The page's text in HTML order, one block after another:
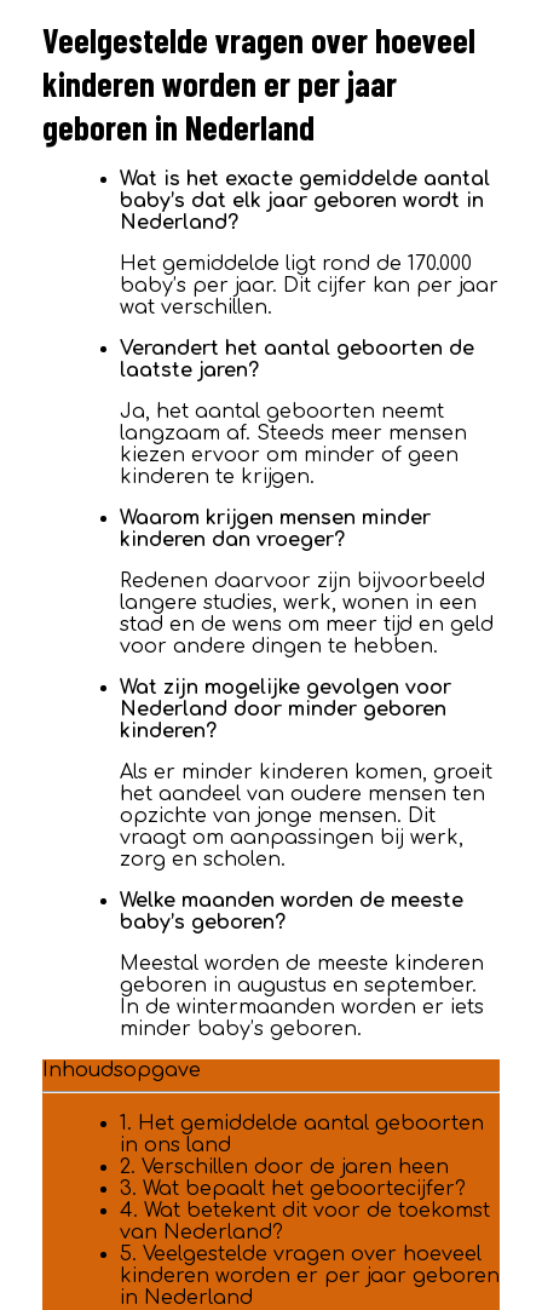
Veelgestelde vragen over hoeveel
kinderen worden er per jaar
geboren in Nederland
Wat is het exacte gemiddelde aantal
baby’s dat elk jaar geboren wordt in
Nederland?
Het gemiddelde ligt rond de 170.000
baby’s per jaar. Dit cijfer kan per jaar
wat verschillen.
Verandert het aantal geboorten de
laatste jaren?
Ja, het aantal geboorten neemt
langzaam af. Steeds meer mensen
kiezen ervoor om minder of geen
kinderen te krijgen.
Waarom krijgen mensen minder
kinderen dan vroeger?
Redenen daarvoor zijn bijvoorbeeld
langere studies, werk, wonen in een
stad en de wens om meer tijd en geld
voor andere dingen te hebben.
Wat zijn mogelijke gevolgen voor
Nederland door minder geboren
kinderen?
Als er minder kinderen komen, groeit
het aandeel van oudere mensen ten
opzichte van jonge mensen. Dit
vraagt om aanpassingen bij werk,
zorg en scholen.
Welke maanden worden de meeste
baby’s geboren?
Meestal worden de meeste kinderen
geboren in augustus en september.
In de wintermaanden worden er iets
minder baby’s geboren.
Inhoudsopgave
1. Het gemiddelde aantal geboorten
in ons land
2. Verschillen door de jaren heen
3. Wat bepaalt het geboortecijfer?
4. Wat betekent dit voor de toekomst
van Nederland?
5. Veelgestelde vragen over hoeveel
kinderen worden er per jaar geboren
in Nederland